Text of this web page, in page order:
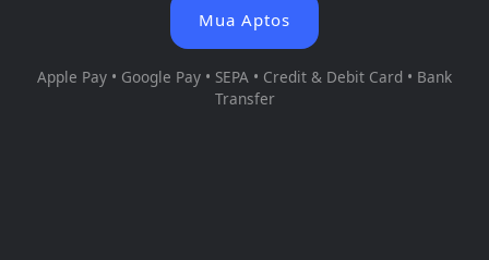
Mua Aptos
Apple Pay • Google Pay • SEPA • Credit & Debit Card • Bank
Transfer